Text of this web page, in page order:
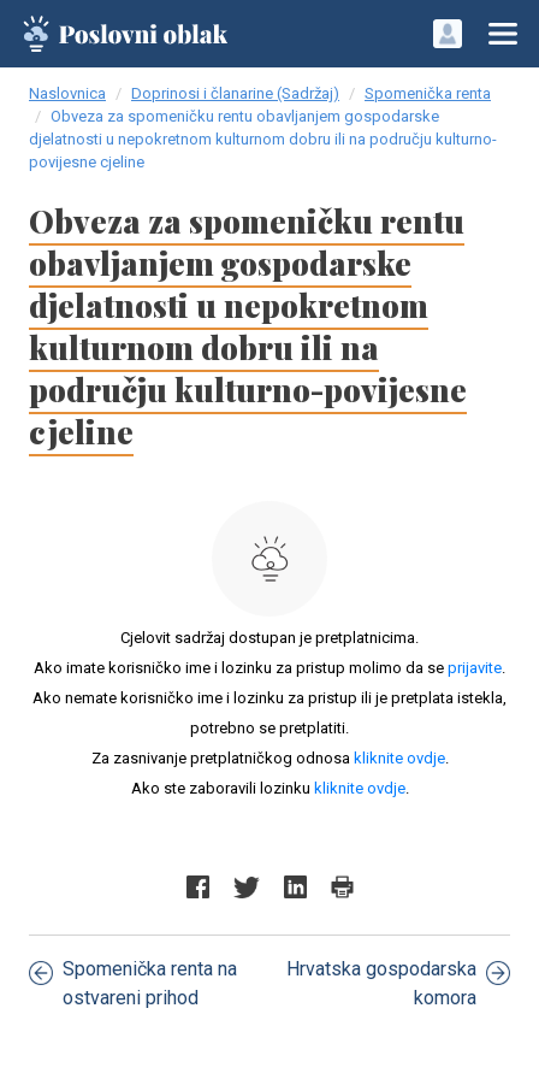
Naslovnica Doprinosi i članarine (Sadržaj)
Spomenička renta
Obveza za spomeničku rentu obavljanjem gospodarske
djelatnosti u nepokretnom kulturnom dobru ili na području kulturno-
povijesne cjeline
Obveza za spomeničku rentu
obavljanjem gospodarske
djelatnosti u nepokretnom
kulturnom dobru ili na
području kulturno-povijesne
cjeline
Cjelovit sadržaj dostupan je pretplatnicima.
Ako imate korisničko ime i lozinku za pristup molimo da se prijavite.
Ako nemate korisničko ime i lozinku za pristup ili je pretplata istekla,
potrebno se pretplatiti.
Za zasnivanje pretplatničkog odnosa kliknite ovdje.
Ako ste zaboravili lozinku kliknite ovdje.
Spomenička renta na
ostvareni prihod
Hrvatska gospodarska
komora